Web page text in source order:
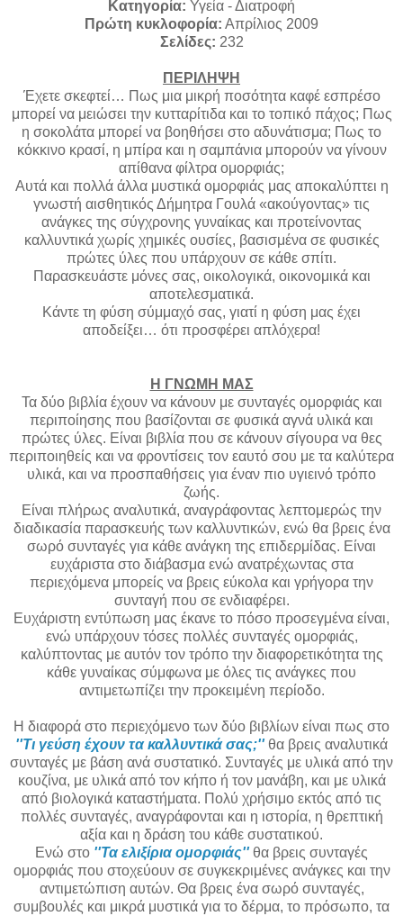
Κατηγορία: Υγεία - Διατροφή
Πρώτη κυκλοφορία: Απρίλιος 2009
Σελίδες: 232
ΠΕΡΙΛΗΨΗ
Έχετε σκεφτεί… Πως μια μικρή ποσότητα καφέ εσπρέσο
μπορεί να μειώσει την κυτταρίτιδα και το τοπικό πάχος; Πως
η σοκολάτα μπορεί να βοηθήσει στο αδυνάτισμα; Πως το
κόκκινο κρασί, η μπίρα και η σαμπάνια μπορούν να γίνουν
απίθανα φίλτρα ομορφιάς;
Αυτά και πολλά άλλα μυστικά ομορφιάς μας αποκαλύπτει η
γνωστή αισθητικός Δήμητρα Γουλά «ακούγοντας» τις
ανάγκες της σύγχρονης γυναίκας και προτείνοντας
καλλυντικά χωρίς χημικές ουσίες, βασισμένα σε φυσικές
πρώτες ύλες που υπάρχουν σε κάθε σπίτι.
Παρασκευάστε μόνες σας, οικολογικά, οικονομικά και
αποτελεσματικά.
Κάντε τη φύση σύμμαχό σας, γιατί η φύση μας έχει
αποδείξει… ότι προσφέρει απλόχερα!
Η ΓΝΩΜΗ ΜΑΣ
Τα δύο βιβλία έχουν να κάνουν με συνταγές ομορφιάς και
περιποίησης που βασίζονται σε φυσικά αγνά υλικά και
πρώτες ύλες. Είναι βιβλία που σε κάνουν σίγουρα να θες
περιποιηθείς και να φροντίσεις τον εαυτό σου με τα καλύτερα
υλικά, και να προσπαθήσεις για έναν πιο υγιεινό τρόπο
ζωής.
Είναι πλήρως αναλυτικά, αναγράφοντας λεπτομερώς την
διαδικασία παρασκευής των καλλυντικών, ενώ θα βρεις ένα
σωρό συνταγές για κάθε ανάγκη της επιδερμίδας. Είναι
ευχάριστα στο διάβασμα ενώ ανατρέχωντας στα
περιεχόμενα μπορείς να βρεις εύκολα και γρήγορα την
συνταγή που σε ενδιαφέρει.
Ευχάριστη εντύπωση μας έκανε το πόσο προσεγμένα είναι,
ενώ υπάρχουν τόσες πολλές συνταγές ομορφιάς,
καλύπτοντας με αυτόν τον τρόπο την διαφορετικότητα της
κάθε γυναίκας σύμφωνα με όλες τις ανάγκες που
αντιμετωπίζει την προκειμένη περίοδο.
Η διαφορά στο περιεχόμενο των δύο βιβλίων είναι πως στο
''Τι γεύση έχουν τα καλλυντικά σας;''θα βρεις αναλυτικά
συνταγές με βάση ανά συστατικό. Συνταγές με υλικά από την
κουζίνα, με υλικά από τον κήπο ή τον μανάβη, και με υλικά
από βιολογικά καταστήματα. Πολύ χρήσιμο εκτός από τις
πολλές συνταγές, αναγράφονται και η ιστορία, η θρεπτική
αξία και η δράση του κάθε συστατικού.
Ενώ στο ''Τα ελιξίρια ομορφιάς''θα βρεις συνταγές
ομορφιάς που στοχεύουν σε συγκεκριμένες ανάγκες και την
αντιμετώπιση αυτών. Θα βρεις ένα σωρό συνταγές,
συμβουλές και μικρά μυστικά για το δέρμα, το πρόσωπο, τα